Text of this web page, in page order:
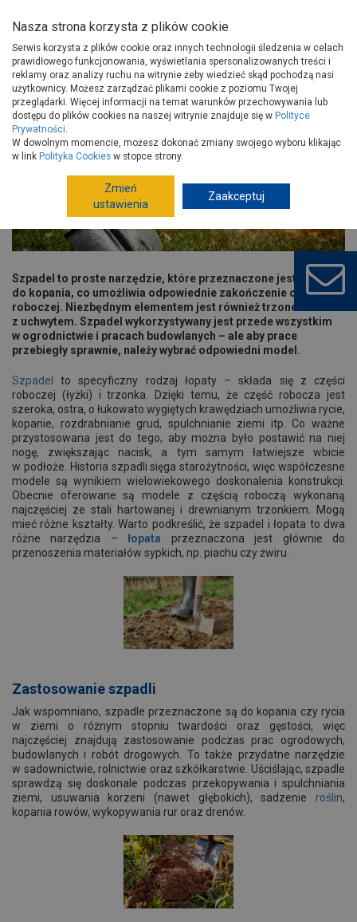
Strona główna Porady Wokół domu
Ogród
Rodzaje szpadli
Rodzaje szpadli
Szpadel to proste narzędzie, które przeznaczone jest głównie
do kopania, co umożliwia odpowiednie zakończenie części
roboczej. Niezbędnym elementem jest również trzonek
z uchwytem. Szpadel wykorzystywany jest przede wszystkim
w ogrodnictwie i pracach budowlanych – ale aby prace
przebiegły sprawnie, należy wybrać odpowiedni model.
Szpadel
to specyficzny rodzaj łopaty – składa się z części
roboczej (łyżki) i trzonka. Dzięki temu, że część robocza jest
szeroka, ostra, o łukowato wygiętych krawędziach umożliwia rycie,
kopanie, rozdrabnianie grud, spulchnianie ziemi itp. Co ważne
przystosowana jest do tego, aby można było postawić na niej
nogę, zwiększając nacisk, a tym samym łatwiejsze wbicie
w podłoże. Historia szpadli sięga starożytności, więc współczesne
modele są wynikiem wielowiekowego doskonalenia konstrukcji.
Obecnie oferowane są modele z częścią roboczą wykonaną
najczęściej ze stali hartowanej i drewnianym trzonkiem. Mogą
mieć różne kształty. Warto podkreślić, że szpadel i łopata to dwa
różne narzędzia –łopata
przeznaczona jest głównie do
przenoszenia materiałów sypkich, np. piachu czy żwiru.
Zastosowanie szpadli
Jak wspomniano, szpadle przeznaczone są do kopania czy rycia
w ziemi o różnym stopniu twardości oraz gęstości, więc
najczęściej znajdują zastosowanie podczas prac ogrodowych,
budowlanych i robót drogowych. To także przydatne narzędzie
w sadownictwie, rolnictwie oraz szkółkarstwie. Uściślając, szpadle
sprawdzą się doskonale podczas przekopywania i spulchniania
ziemi, usuwania korzeni (nawet głębokich), sadzenie roślin,
kopania rowów, wykopywania rur oraz drenów.
Nasza strona korzysta z plików cookie
Serwis korzysta z plików cookie oraz innych technologii śledzenia w celach
prawidłowego funkcjonowania, wyświetlania spersonalizowanych treści i
reklamy oraz analizy ruchu na witrynie żeby wiedzieć skąd pochodzą nasi
użytkownicy. Możesz zarządzać plikami cookie z poziomu Twojej
przeglądarki. Więcej informacji na temat warunków przechowywania lub
dostępu do plików cookies na naszej witrynie znajduje się w Polityce
Prywatności.
W dowolnym momencie, możesz dokonać zmiany swojego wyboru klikając
w link Polityka Cookies w stopce strony.
Zmień
ustawienia
Zaakceptuj